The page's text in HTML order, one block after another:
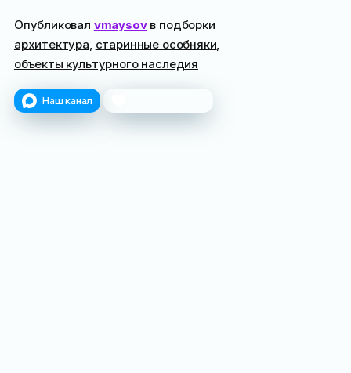
Опубликовал vmaysovв подборки
архитектура, старинные особняки,
объекты культурного наследия
Наш канал